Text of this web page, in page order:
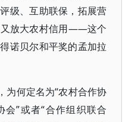
级、互助联保，拓展营
放大农村信用——这个
诺贝尔和平奖的孟加拉
为何定名为“农村合作协
会”或者“合作组织联合